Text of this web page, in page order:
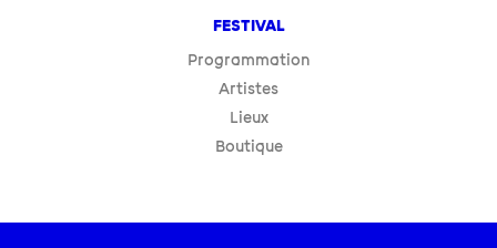
FESTIVAL
Programmation
Artistes
Lieux
Boutique